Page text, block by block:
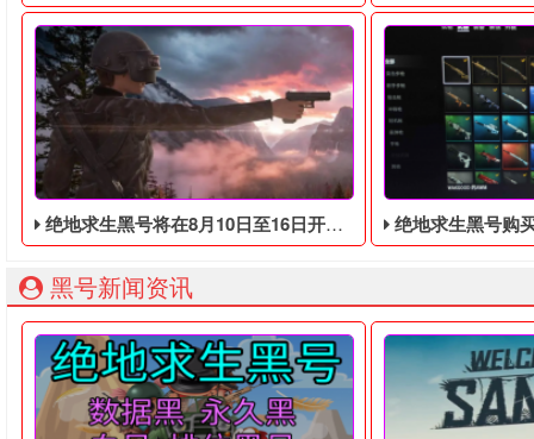
绝地求生黑号： 质保时间内找回换号！ 绝地求生白号： 四无
2036年，世界上
绝地求生黑号将在8月10日至16日开启免费试玩 绝地求生黑号购买：合理
黑号新闻资讯